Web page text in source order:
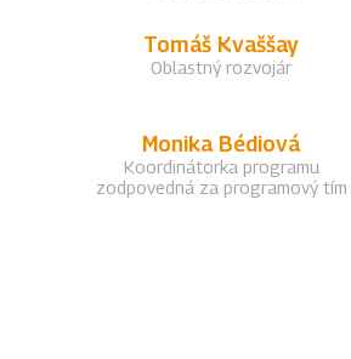
Tomáš Kvaššay
Oblastný rozvojár
Monika Bédiová
Koordinátorka programu
zodpovedná za programový tím